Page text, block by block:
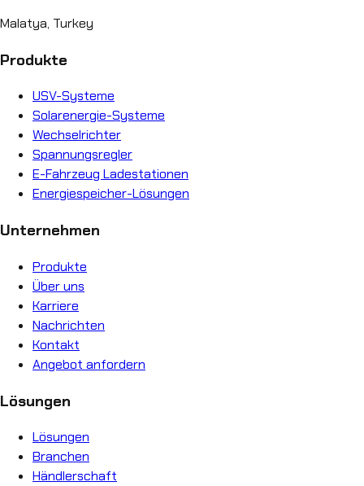
Malatya, Turkey
Produkte
USV-Systeme
Solarenergie-Systeme
Wechselrichter
Spannungsregler
E-Fahrzeug Ladestationen
Energiespeicher-Lösungen
Unternehmen
Produkte
Über uns
Karriere
Nachrichten
Kontakt
Angebot anfordern
Lösungen
Lösungen
Branchen
Händlerschaft